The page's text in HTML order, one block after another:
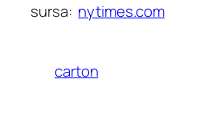
sursa: nytimes.com
carton